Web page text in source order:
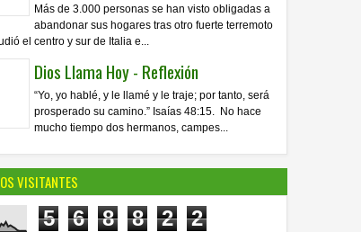
Más de 3.000 personas se han visto obligadas a
abandonar sus hogares tras otro fuerte terremoto
el centro y sur de Italia e...
Dios Llama Hoy - Reflexión
“Yo, yo hablé, y le llamé y le traje; por tanto, será
prosperado su camino.” Isaías 48:15. No hace
mucho tiempo dos hermanos, campes...
VISITANTES
5 6 8 8 2 2